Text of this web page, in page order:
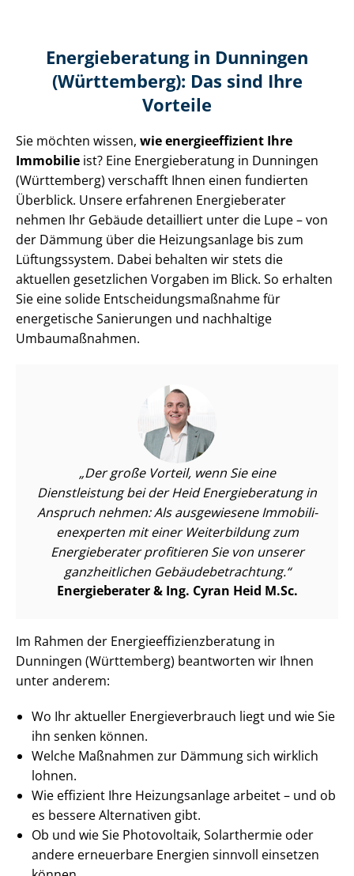
Energieberatung in Dunningen
(Württemberg): Das sind Ihre
Vorteile
Sie möchten wissen, wie en­er­gie­ef­fi­zi­ent Ihre
Immobilie ist? Eine Energieberatung in Dunningen
(Württemberg) verschafft Ihnen einen fundierten
Überblick. Unsere erfahrenen Energieberater
nehmen Ihr Gebäude detailliert unter die Lupe – von
der Dämmung über die Heizungsanlage bis zum
Lüftungssystem. Dabei behalten wir stets die
aktuellen gesetzlichen Vorgaben im Blick. So erhalten
Sie eine solide Ent­schei­dungs­maß­nah­me für
energetische Sanierungen und nachhaltige
Umbaumaßnahmen.
Der große Vorteil, wenn Sie eine
Dienstleistung bei der Heid Energieberatung in
Anspruch nehmen: Als ausgewiesene Im­mo­bi­li­
en­ex­per­ten mit einer Weiterbildung zum
Energieberater profitieren Sie von unserer
ganzheitlichen Ge­bäu­de­be­trach­tung.
Energieberater & Ing. Cyran Heid M.Sc.
Im Rahmen der En­er­gie­ef­fi­zi­enz­be­ra­tung in
Dunningen (Württemberg) beantworten wir Ihnen
unter anderem:
Wo Ihr aktueller En­er­gie­ver­brauch liegt und wie Sie
ihn senken können.
Welche Maßnahmen zur Dämmung sich wirklich
lohnen.
Wie effizient Ihre Heizungsanlage arbeitet – und ob
es bessere Alternativen gibt.
Ob und wie Sie Photovoltaik, Solarthermie oder
andere erneuerbare Energien sinnvoll einsetzen